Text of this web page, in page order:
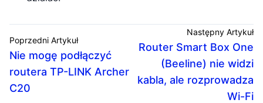
Poprzedni Artykuł
Nie mogę podłączyć
routera TP-LINK Archer
C20
Następny Artykuł
Router Smart Box One
(Beeline) nie widzi
kabla, ale rozprowadza
Wi-Fi